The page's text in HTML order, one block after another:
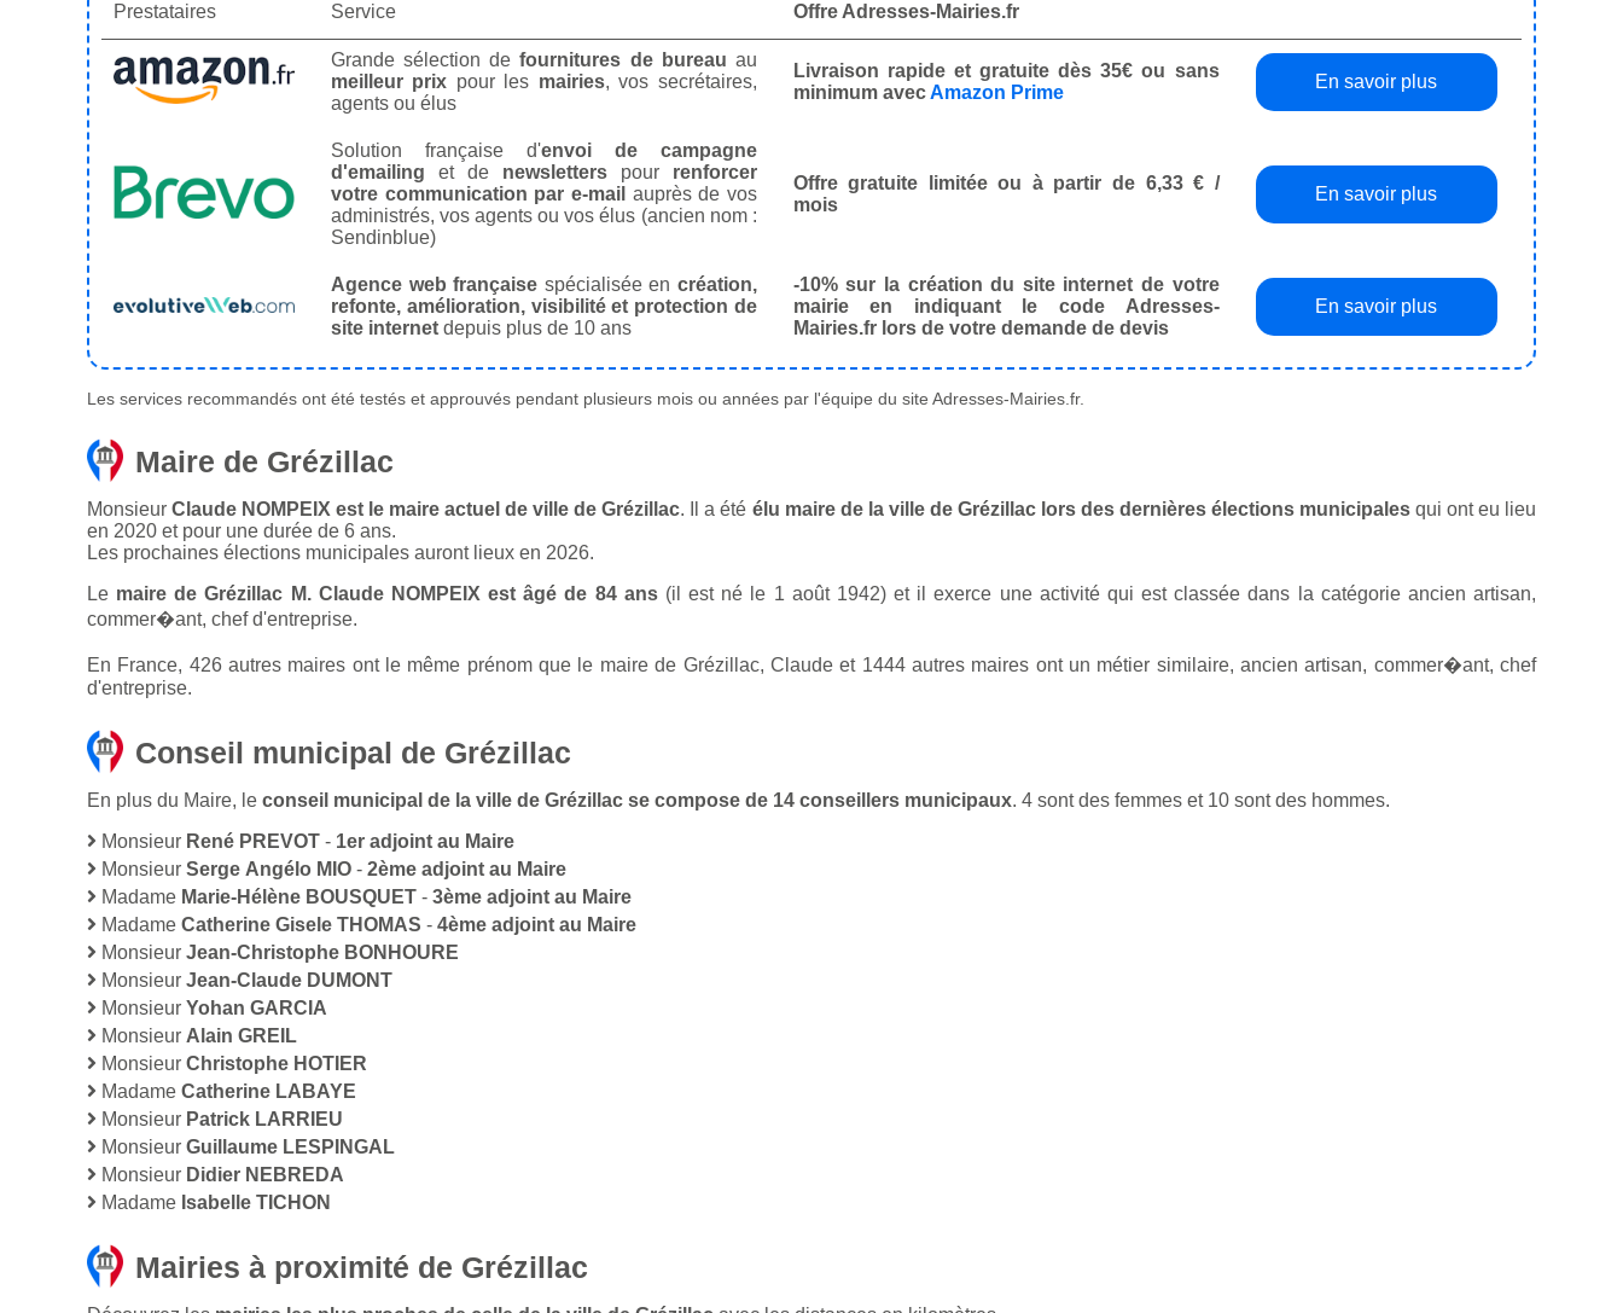
Prestataires Service Offre Adresses-Mairies.fr
Grande sélection defournitures de bureau au
meilleur prix pour les mairies, vos secrétaires,
agents ou élus
Livraison rapide et gratuite dès 35€ ou sans
minimum avecAmazon Prime
En savoir plus
Solution française d'envoi de campagne
d'emailing et de newsletterspour renforcer
votre communication par e-mail auprès de vos
administrés, vos agents ou vos élus (ancien nom :
Sendinblue)
Offre gratuite limitée ou à partir de 6,33 € /
mois
En savoir plus
Agence web française spécialisée en création,
refonte, amélioration, visibilité et protection de
site internet depuis plus de 10 ans
-10% sur la création du site internet de votre
mairie en indiquant le code Adresses-
Mairies.fr lors de votre demande de devis
En savoir plus
Les services recommandés ont été testés et approuvés pendant plusieurs mois ou années par l'équipe du site Adresses-Mairies.fr.
Maire de Grézillac
MonsieurClaude NOMPEIX est le maire actuel de ville de Grézillac. Il a été élu maire de la ville de Grézillac lors des dernières élections municipalesqui ont eu lieu
en 2020 et pour une durée de 6 ans.
Les prochaines élections municipales auront lieux en 2026.
Le maire de Grézillac M. Claude NOMPEIX est âgé de 84 ans(il est né le 1 août 1942) et il exerce une activité qui est classée dans la catégorie ancien artisan,
commer�ant, chef d'entreprise.
En France, 426 autres maires ont le même prénom que le maire de Grézillac, Claude et 1444 autres maires ont un métier similaire, ancien artisan, commer�ant, chef
d'entreprise.
Conseil municipal de Grézillac
En plus du Maire, le conseil municipal de la ville de Grézillac se compose de 14 conseillers municipaux. 4 sont des femmes et 10 sont des hommes.
Monsieur René PREVOT - 1er adjoint au Maire
Monsieur Serge Angélo MIO - 2ème adjoint au Maire
Madame Marie-Hélène BOUSQUET - 3ème adjoint au Maire
Madame Catherine Gisele THOMAS - 4ème adjoint au Maire
Monsieur Jean-Christophe BONHOURE
Monsieur Jean-Claude DUMONT
Monsieur Yohan GARCIA
Monsieur Alain GREIL
Monsieur Christophe HOTIER
Madame Catherine LABAYE
Monsieur Patrick LARRIEU
Monsieur Guillaume LESPINGAL
Monsieur Didier NEBREDA
Madame Isabelle TICHON
Mairies à proximité de Grézillac